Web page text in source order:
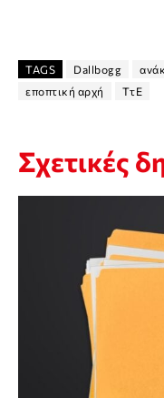
TAGS Dallbogg
εποπτική αρχή
ΤτΕ
Σχετικές